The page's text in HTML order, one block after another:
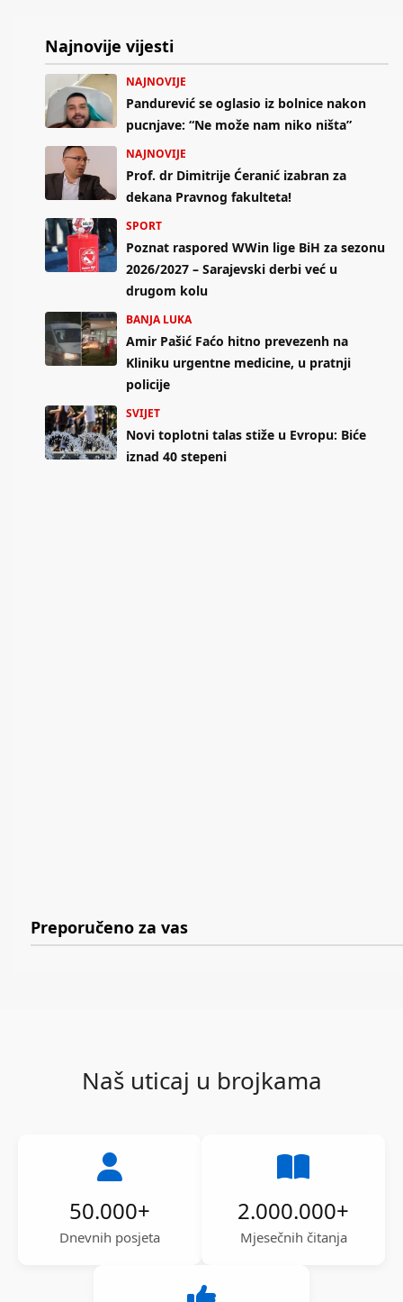
Najnovije vijesti
NAJNOVIJE
Pandurević se oglasio iz bolnice nakon
pucnjave: “Ne može nam niko ništa”
NAJNOVIJE
Prof. dr Dimitrije Ćeranić izabran za
dekana Pravnog fakulteta!
SPORT
Poznat raspored WWin lige BiH za sezonu
2026/2027 – Sarajevski derbi već u
drugom kolu
BANJA LUKA
Amir Pašić Faćo hitno prevezenh na
Kliniku urgentne medicine, u pratnji
policije
SVIJET
Novi toplotni talas stiže u Evropu: Biće
iznad 40 stepeni
Preporučeno za vas
Naš uticaj u brojkama
50.000+
Dnevnih posjeta
2.000.000+
Mjesečnih čitanja